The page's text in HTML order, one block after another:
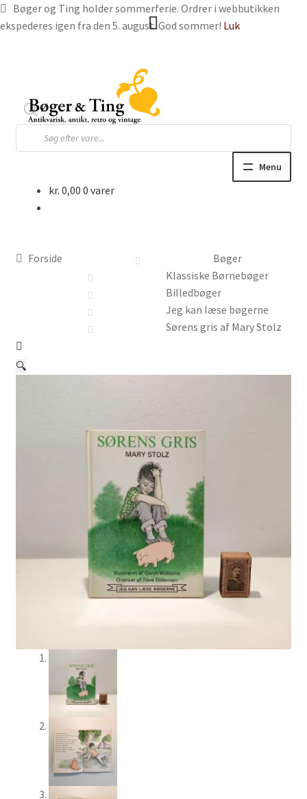
Bøger og Ting holder sommerferie. Ordrer i webbutikken
ekspederes igen fra den 5. august. God sommer! Luk
navigation
indhold
Products
search
Menu
Ting
kr. 0,00 0 varer
Forside
Bøger
Klassiske Børnebøger
Billedbøger
Jeg kan læse bøgerne
Sørens gris af Mary Stolz
🔍